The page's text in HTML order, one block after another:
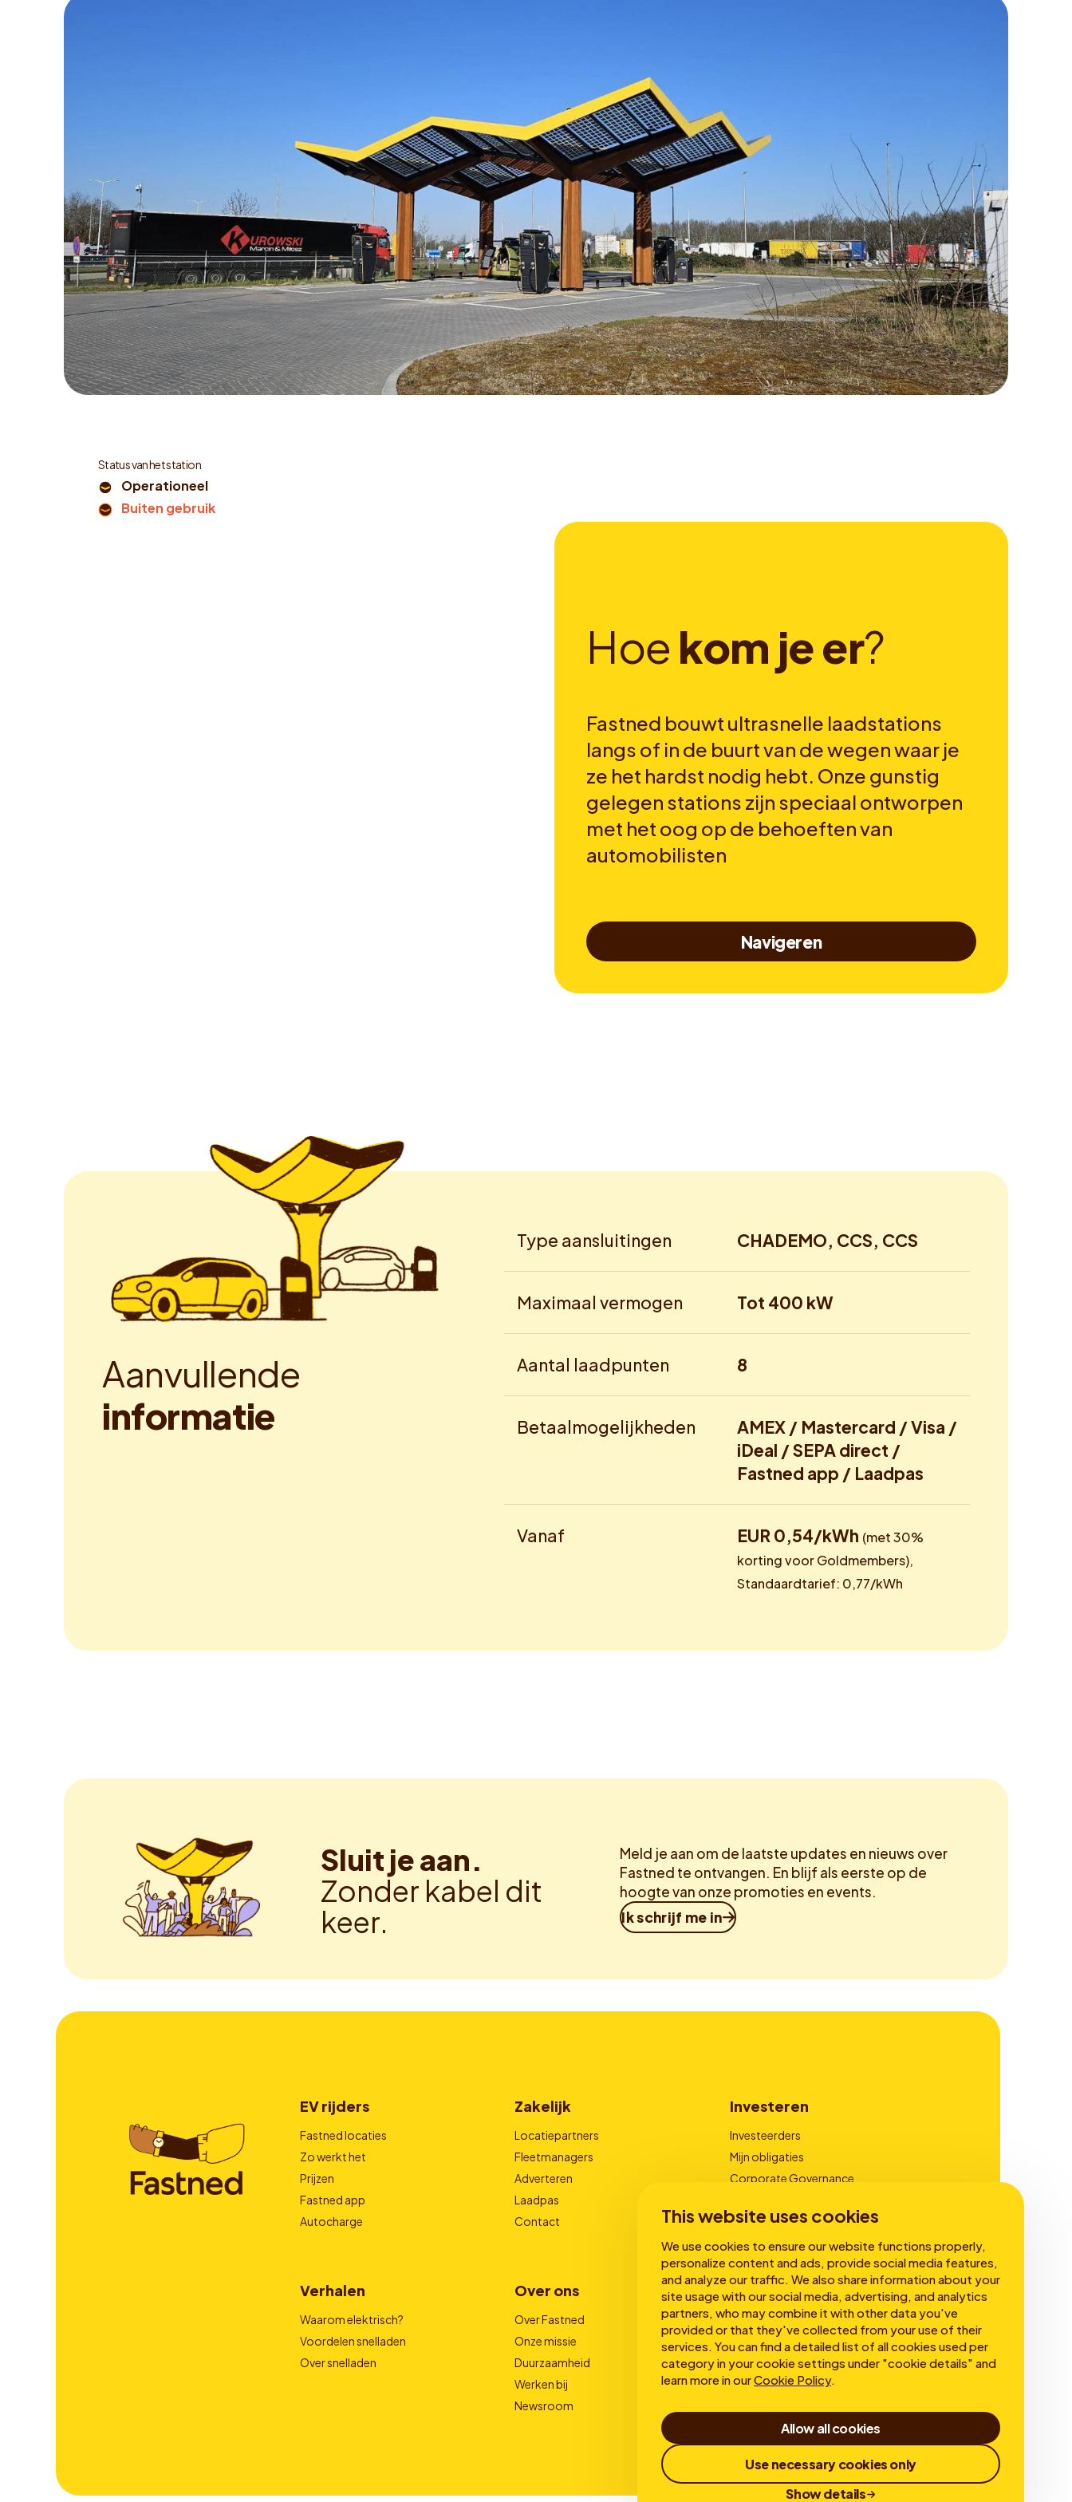
This website uses cookies
We use cookies to ensure our website functions properly,
personalize content and ads, provide social media features,
and analyze our traffic. We also share information about your
site usage with our social media, advertising, and analytics
partners, who may combine it with other data you've
provided or that they've collected from your use of their
services. You can find a detailed list of all cookies used per
category in your cookie settings under "cookie details" and
learn more in ourCookie Policy.
Allow all cookies
Use necessary cookies only
Show details
Status van het station
Operationeel
Buiten gebruik
Hoe kom jeer?
Fastned bouwt ultrasnelle laadstations
langs of in de buurt van de wegen waar je
ze het hardst nodig hebt. Onze gunstig
gelegen stations zijn speciaal ontworpen
met het oog op de behoeften van
automobilisten
Navigeren
Aanvullende
informatie
Type aansluitingen CHADEMO, CCS, CCS
Maximaal vermogen Tot 400 kW
Aantal laadpunten 8
Betaalmogelijkheden
AMEX / Mastercard / Visa /
iDeal / SEPA direct /
Fastned app / Laadpas
Vanaf EUR 0,54/kWh (met 30%
korting voor Goldmembers),
Standaardtarief: 0,77/kWh
Sluit je aan.
Zonder kabel dit
keer.
Meld je aan om de laatste updates en nieuws over
Fastned te ontvangen. En blijf als eerste op de
hoogte van onze promoties en events.
Ik schrijf me in
EV rijders
Fastned locaties
Zo werkt het
Prijzen
Fastned app
Autocharge
Zakelijk
Locatiepartners
Fleetmanagers
Adverteren
Laadpas
Contact
Investeren
Investeerders
Mijn obligaties
Corporate Governance
Verhalen
Waarom elektrisch?
Voordelen snelladen
Over snelladen
Over ons
Over Fastned
Onze missie
Duurzaamheid
Werken bij
Newsroom